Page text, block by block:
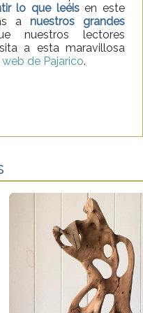
lo que leéisen este
a nuestros grandes
nuestros lectores
a esta maravillosa
web de Pajarico.